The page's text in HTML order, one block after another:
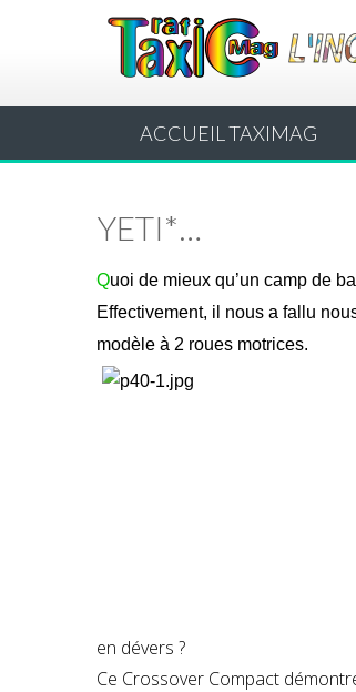
ACCUEIL TAXIMAG
YETI*…
Quoi de mieux qu’un camp de
Effectivement, il nous a fallu
modèle à 2 roues motrices.
en dévers ?
Ce Crossover Compact